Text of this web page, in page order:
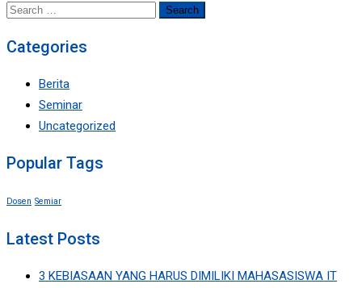
Search
Categories
Berita
Seminar
Uncategorized
Popular Tags
Dosen Semiar
Latest Posts
3 KEBIASAAN YANG HARUS DIMILIKI MAHASASISWA IT